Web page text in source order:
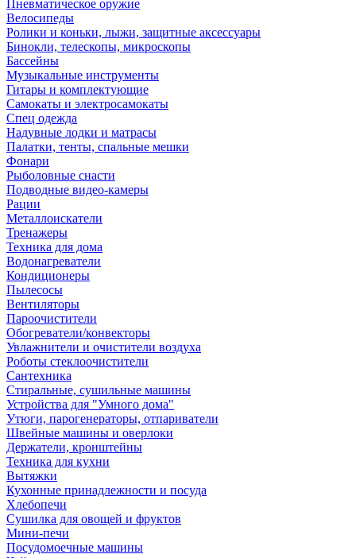
Пневматическое оружие
Велосипеды
Ролики и коньки, лыжи, защитные аксессуары
Бинокли, телескопы, микроскопы
Бассейны
Музыкальные инструменты
Гитары и комплектующие
Самокаты и электросамокаты
Спец одежда
Надувные лодки и матрасы
Палатки, тенты, спальные мешки
Фонари
Рыболовные снасти
Подводные видео-камеры
Рации
Металлоискатели
Тренажеры
Техника для дома
Водонагреватели
Кондиционеры
Пылесосы
Вентиляторы
Пароочистители
Обогреватели/конвекторы
Увлажнители и очистители воздуха
Роботы стеклоочистители
Сантехника
Стиральные, сушильные машины
Устройства для "Умного дома"
Утюги, парогенераторы, отпариватели
Швейные машины и оверлоки
Держатели, кронштейны
Техника для кухни
Вытяжки
Кухонные принадлежности и посуда
Хлебопечи
Сушилка для овощей и фруктов
Мини-печи
Посудомоечные машины